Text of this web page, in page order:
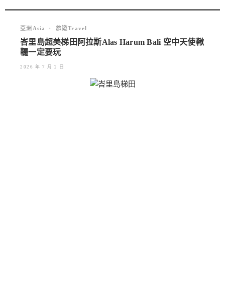
亞洲Asia • 旅遊Travel
峇里島超美梯田阿拉斯Alas Harum Bali 空中天使鞦
韆一定要玩
2026 年 7 月 2 日